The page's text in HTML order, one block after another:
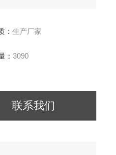
：生产厂家
：3090
联系我们